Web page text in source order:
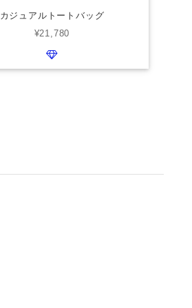
カジュアルトートバッグ
¥21,780